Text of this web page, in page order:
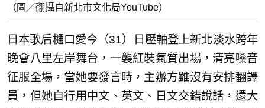
（圖／翻攝自新北市文化局YouTube）
日本歌后樋口愛今（31）日壓軸登上新北淡水跨年
晚會八里左岸舞台，一襲紅裝氣質出場，清亮嗓音
征服全場，當她要發言時，主辦方雖沒有安排翻譯
員，但她自行用中文、英文、日文交錯說話，還大